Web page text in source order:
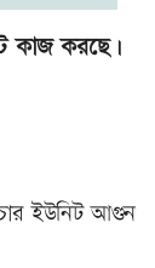
কাজ করছে।
ইউনিট আগুন